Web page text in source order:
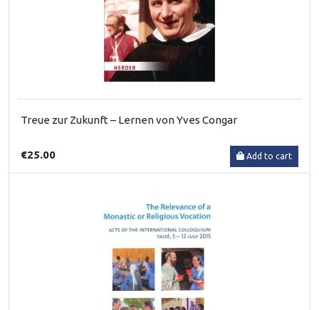
Treue zur Zukunft – Lernen von Yves Congar
€25.00 Add to cart